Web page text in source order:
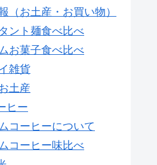
（お土産・お買い物）
ント麺食べ比べ
お菓子食べ比べ
雑貨
土産
ヒー
コーヒーについて
コーヒー味比べ